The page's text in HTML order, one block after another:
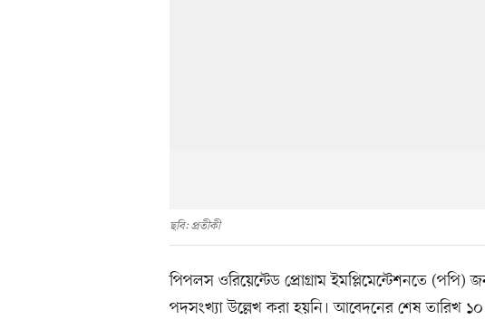
ছবি: প্রতীকী
পিপলস ওরিয়েন্টেড প্রোগ্রাম ইমপ্লিমেন্টেশনতে (পপি)
পদসংখ্যা উল্লেখ করা হয়নি। আবেদনের শেষ তারিখ